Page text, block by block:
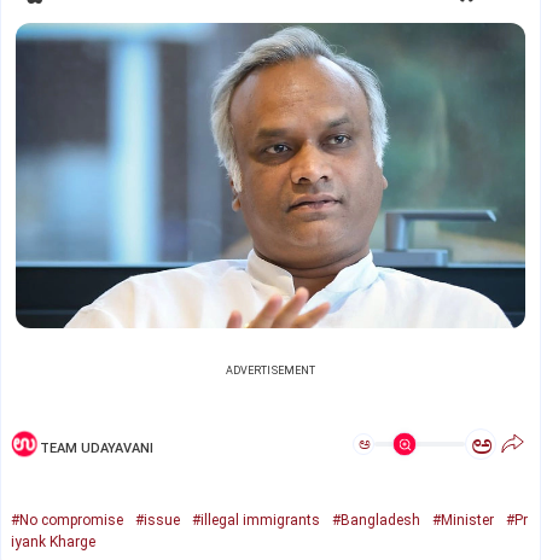
ADVERTISEMENT
TEAM UDAYAVANI ಅ ಅ
#No compromise #issue #illegal immigrants #Bangladesh #Minister
#Pr
iyank Kharge